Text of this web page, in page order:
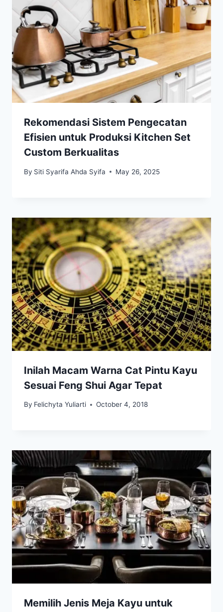
Rekomendasi Sistem Pengecatan
Efisien untuk Produksi Kitchen Set
Custom Berkualitas
By Siti Syarifa Ahda Syifa May 26, 2025
Inilah Macam Warna Cat Pintu Kayu
Sesuai Feng Shui Agar Tepat
By Felichyta Yuliarti October 4, 2018
Memilih Jenis Meja Kayu untuk